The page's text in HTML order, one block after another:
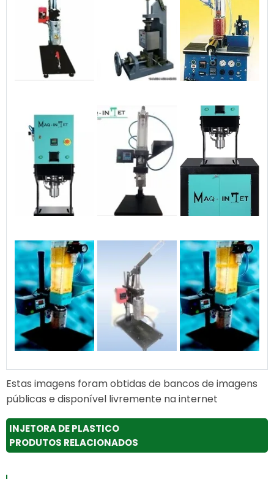
Estas imagens foram obtidas de bancos de imagens
públicas e disponível livremente na internet
INJETORA DE PLASTICO
PRODUTOS RELACIONADOS